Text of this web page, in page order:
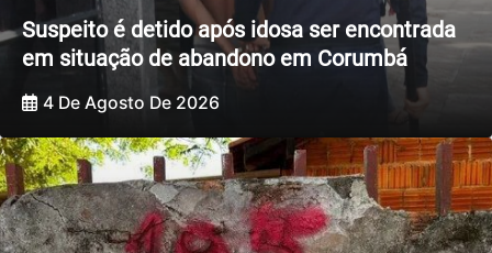
Suspeito é detido após idosa ser encontrada
em situação de abandono em Corumbá
4 De Agosto De 2026